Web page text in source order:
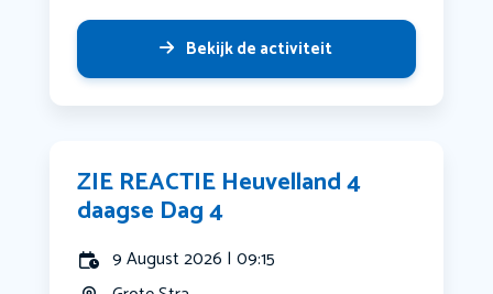
Bekijk de activiteit
ZIE REACTIE Heuvelland 4
daagse Dag 4
9 August 2026 | 09:15